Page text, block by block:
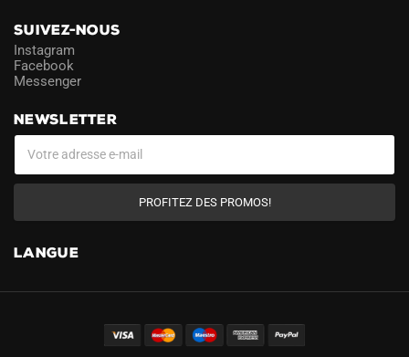
SUIVEZ-NOUS
Instagram
Facebook
Messenger
NEWSLETTER
PROFITEZ DES PROMOS!
LANGUE